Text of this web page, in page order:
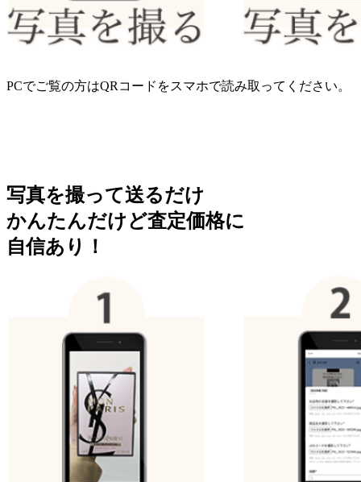
PCでご覧の方はQRコードをスマホで読み取ってください。
写真を撮って送るだけ
かんたんだけど査定価格に
自信あり！